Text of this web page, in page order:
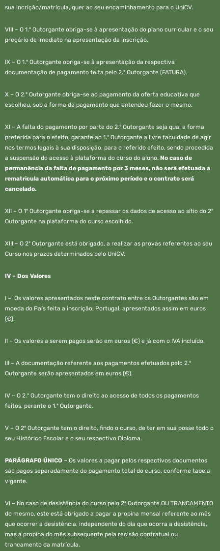
sua incrição/matrícula, quer ao seu encaminhamento para o UniCV.
VIII – O 1.º Outorgante obriga-se à apresentação do plano curricular e o seu
preçário de imediato na apresentação da inscrição.
IX – O 1.º Outorgante obriga-se à apresentação da respectiva
documentação de pagamento feita pelo 2.º Outorgante (FATURA).
X – O 2.º Outorgante obriga-se ao pagamento da oferta educativa que
escolheu, sob a forma de pagamento que entendeu fazer o mesmo.
XI – A falta do pagamento por parte do 2.º Outorgante seja qual a forma
preferida para o efeito, garante ao 1.º Outorgante a livre faculdade de agir
nos termos legais à sua disposição, para o referido efeito, sendo procedida
a suspensão do acesso à plataforma do curso do aluno. No caso de
permanência da falta de pagamento por 3 meses, não será efetuada a
rematricula automática para o próximo período e o contrato será
cancelado.
XII – O 1º Outorgante obriga-se a repassar os dados de acesso ao sítio do 2º
Outorgante na plataforma do curso escolhido.
XIII – O 2º Outorgante está obrigado, a realizar as provas referentes ao seu
Curso nos prazos determinados pelo UniCV.
IV – Dos Valores
I – Os valores apresentados neste contrato entre os Outorgantes são em
moeda do País feita a inscrição, Portugal, apresentados assim em euros
(€).
II – Os valores a serem pagos serão em euros (€) e já com o IVA incluído.
III – A documentação referente aos pagamentos efetuados pelo 2.º
Outorgante serão apresentados em euros (€).
IV – O 2.º Outorgante tem o direito ao acesso de todos os pagamentos
feitos, perante o 1.º Outorgante.
V – O 2º Outorgante tem o direito, findo o curso, de ter em sua posse todo o
seu Histórico Escolar e o seu respectivo Diploma.
PARÁGRAFO ÚNICO – Os valores a pagar pelos respectivos documentos
são pagos separadamente do pagamento total do curso, conforme tabela
vigente.
VI – No caso de desistência do curso pelo 2º Outorgante OU TRANCAMENTO
do mesmo, este está obrigado a pagar a propina mensal referente ao mês
que ocorrer a desistência, independente do dia que ocorra a desistência,
mas a propina do mês subsequente pela recisão contratual ou
trancamento da matrícula.